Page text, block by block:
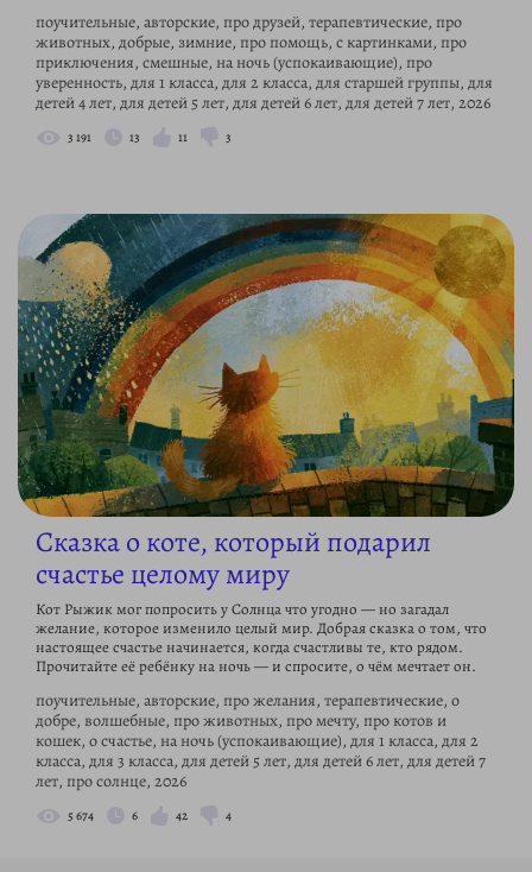
поучительные, авторские, про друзей, терапевтические, про
животных, добрые, зимние, про помощь, с картинками, про
приключения, смешные, на ночь (успокаивающие), про
уверенность, для 1 класса, для 2 класса, для старшей группы, для
детей 4 лет, для детей 5 лет, для детей 6 лет, для детей 7 лет, 2026
3 191 13 11 3
Сказка о коте, который подарил
счастье целому миру
Кот Рыжик мог попросить у Солнца что угодно — но загадал
желание, которое изменило целый мир. Добрая сказка о том, что
настоящее счастье начинается, когда счастливы те, кто рядом.
Прочитайте её ребёнку на ночь — и спросите, о чём мечтает он.
поучительные, авторские, про желания, терапевтические, о
добре, волшебные, про животных, про мечту, про котов и
кошек, о счастье, на ночь (успокаивающие), для 1 класса, для 2
класса, для 3 класса, для детей 5 лет, для детей 6 лет, для детей 7
лет, про солнце, 2026
5 674 6 42 4